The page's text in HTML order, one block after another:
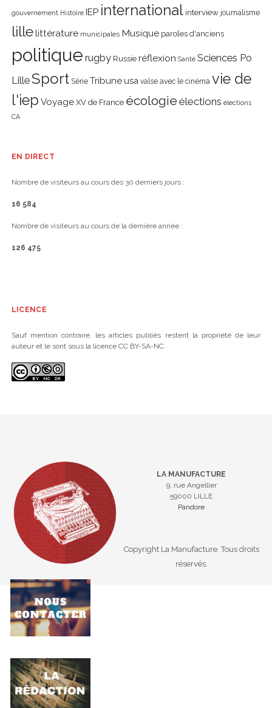
gouvernement Histoire IEP international interview journalisme
lillelittérature municipales Musique paroles d'anciens
politique rugby Russie réflexion Santé Sciences Po
LilleSport Série Tribune usa valse avec le cinéma vie de
l'iep Voyage XV de France écologie élections élections
CA
EN DIRECT
Nombre de visiteurs au cours des 30 derniers jours :
16 584
Nombre de visiteurs au cours de la dernière année :
126 475
LICENCE
Sauf mention contraire, les articles publiés restent la propriété de leur
auteur et le sont sous la licence CC BY-SA-NC.
LA MANUFACTURE
9, rue Angellier
59000 LILLE
Pandore
Copyright La Manufacture. Tous droits
réservés.